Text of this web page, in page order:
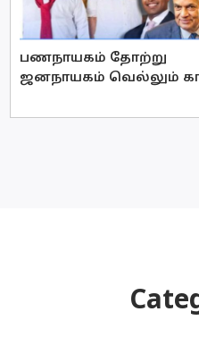
பணநாயகம் தோற்று
ஜனநாயகம் வெல்லும்